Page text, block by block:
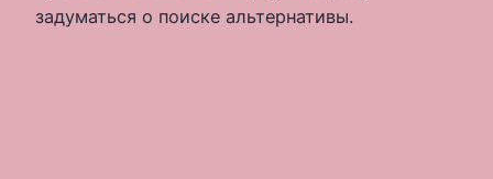
задуматься о поиске альтернативы.